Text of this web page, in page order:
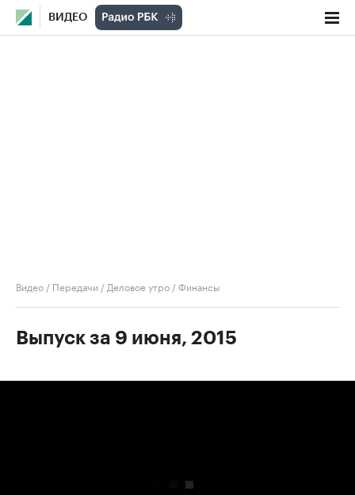
ВИДЕО
Видео / Передачи / Деловое утро /Финансы
Выпуск за 9 июня, 2015